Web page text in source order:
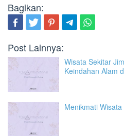
Bagikan:
Post Lainnya:
Wisata Sekitar
Keindahan Alam
Menikmati